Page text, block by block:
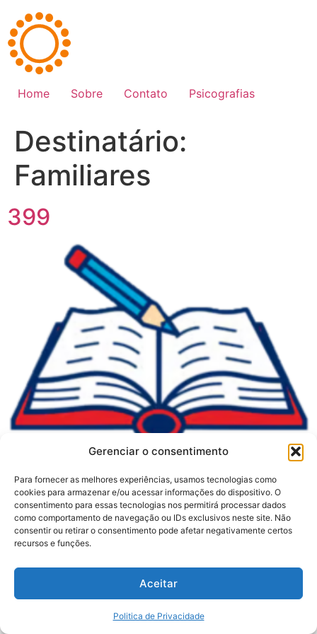
Gerenciar o consentimento
Para fornecer as melhores experiências, usamos tecnologias como
cookies para armazenar e/ou acessar informações do dispositivo. O
consentimento para essas tecnologias nos permitirá processar dados
como comportamento de navegação ou IDs exclusivos neste site. Não
consentir ou retirar o consentimento pode afetar negativamente certos
recursos e funções.
Aceitar
Politica de Privacidade
para
conteúdo
Home Sobre Contato Psicografias
Destinatário:
Familiares
399